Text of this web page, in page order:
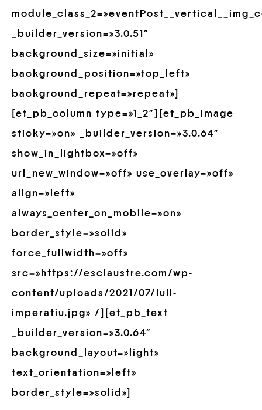
_builder_version=»3.0.51″
background_size=»initial»
background_position=»top_left»
background_repeat=»repeat»]
[et_pb_column type=»1_2″][et_pb_image
sticky=»on» _builder_version=»3.0.64″
show_in_lightbox=»off»
url_new_window=»off» use_overlay=»off»
align=»left»
always_center_on_mobile=»on»
border_style=»solid»
force_fullwidth=»off»
src=»https://esclaustre.com/wp-
content/uploads/2021/07/lull-
imperatiu.jpg» /][et_pb_text
_builder_version=»3.0.64″
background_layout=»light»
text_orientation=»left»
border_style=»solid»]